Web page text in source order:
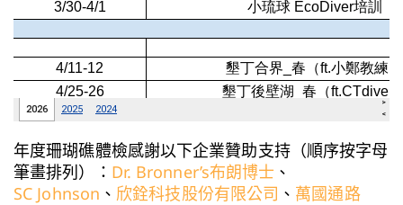
年度珊瑚礁體檢感謝以下企業贊助支持（順序按字母
筆畫排列）： Dr. Bronner’s布朗博士 、
SC Johnson 、 欣銓科技股份有限公司 、 萬國通路